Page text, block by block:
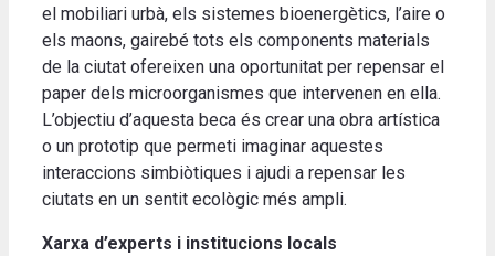
el mobiliari urbà, els sistemes bioenergètics, l’aire o
els maons, gairebé tots els components materials
de la ciutat ofereixen una oportunitat per repensar el
paper dels microorganismes que intervenen en ella.
L’objectiu d’aquesta beca és crear una obra artística
o un prototip que permeti imaginar aquestes
interaccions simbiòtiques i ajudi a repensar les
ciutats en un sentit ecològic més ampli.
Xarxa d’experts i institucions locals